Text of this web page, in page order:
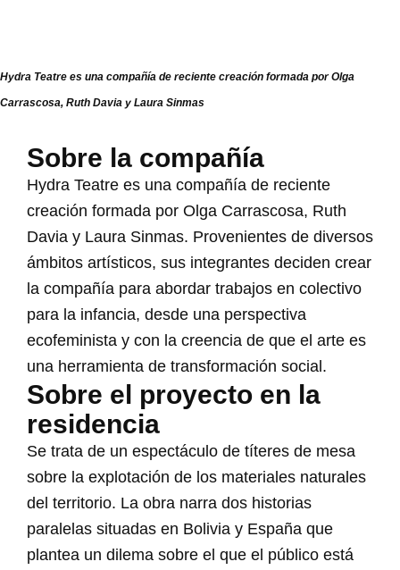
Hydra Teatre es una compañía de reciente creación formada por Olga
Carrascosa, Ruth Davia y Laura Sinmas
Sobre la compañía
Hydra Teatre es una compañía de reciente
creación formada por Olga Carrascosa, Ruth
Davia y Laura Sinmas. Provenientes de diversos
ámbitos artísticos, sus integrantes deciden crear
la compañía para abordar trabajos en colectivo
para la infancia, desde una perspectiva
ecofeminista y con la creencia de que el arte es
una herramienta de transformación social.
Sobre el proyecto en la
residencia
Se trata de un espectáculo de títeres de mesa
sobre la explotación de los materiales naturales
del territorio. La obra narra dos historias
paralelas situadas en Bolivia y España que
plantea un dilema sobre el que el público está